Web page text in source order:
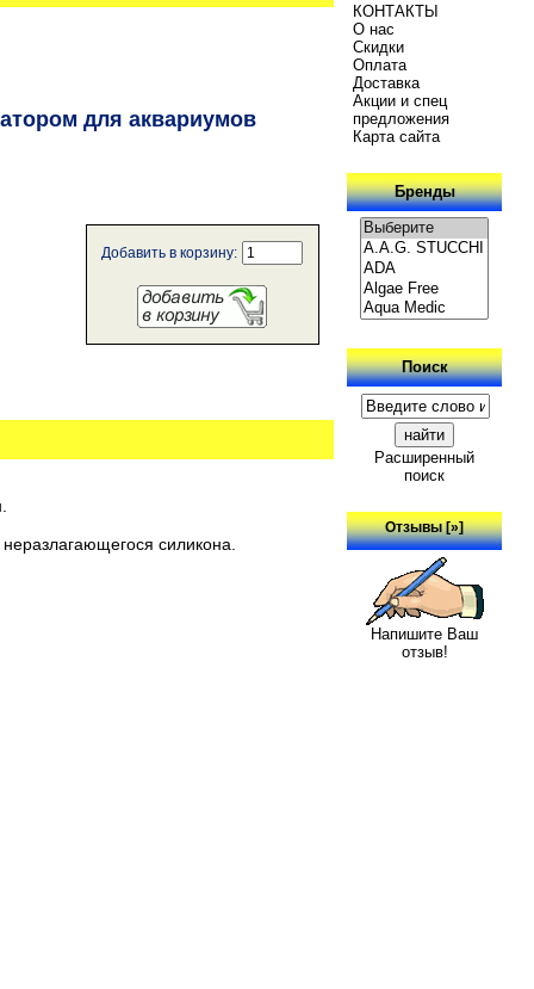
для аквариумов
Добавить в корзину:
силикона.
КОНТАКТЫ
О нас
Скидки
Oплатa
Доставка
Акции и спец
предложения
Карта сайта
Бренды
Поиск
Расширенный
поиск
Отзывы [»]
Напишите Ваш
отзыв!